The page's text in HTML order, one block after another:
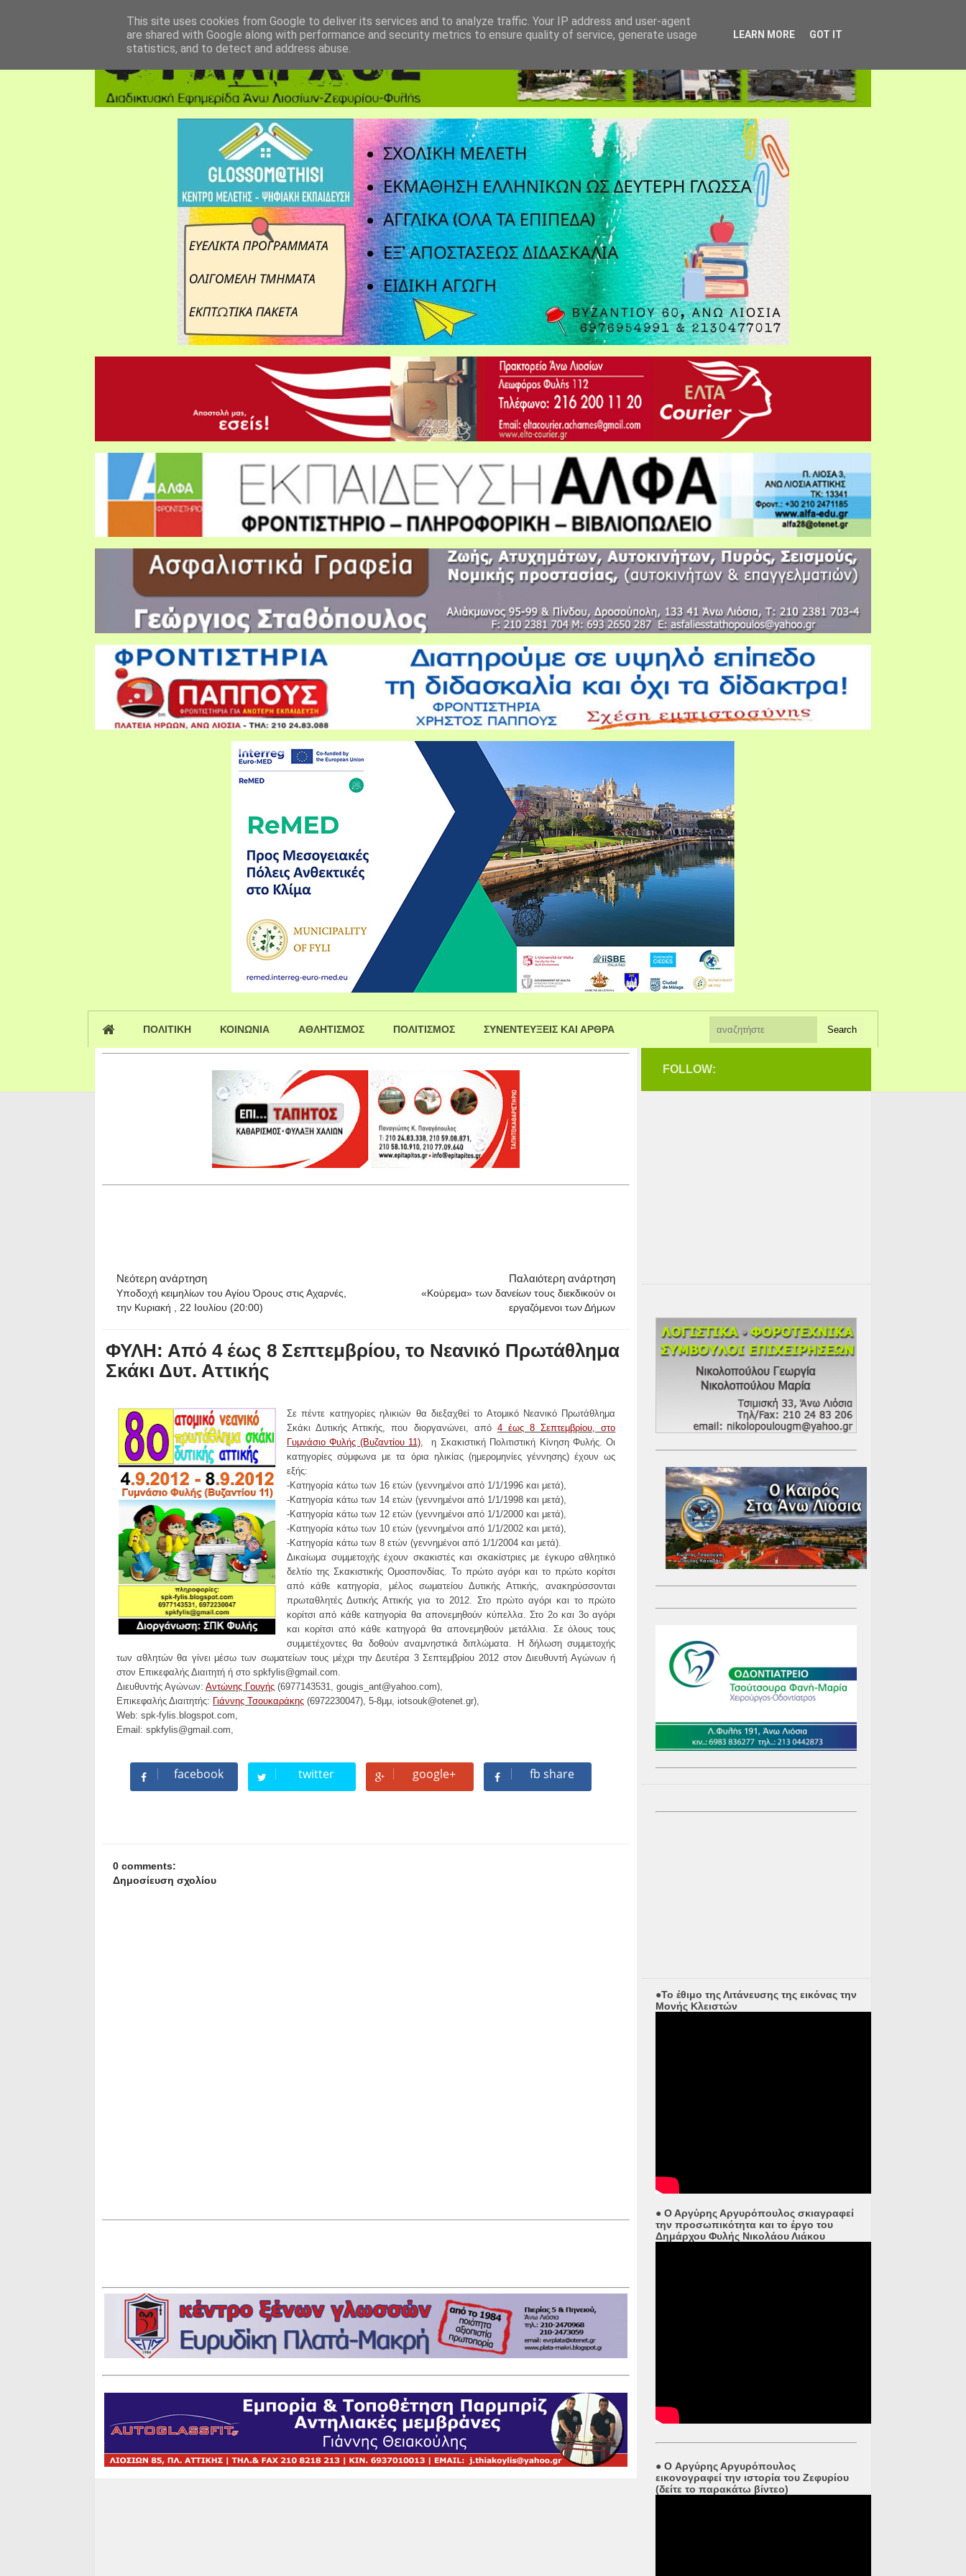
ΠΟΛΙΤΙΚΗ ΚΟΙΝΩΝΙΑ ΑΘΛΗΤΙΣΜΟΣ ΠΟΛΙΤΙΣΜΟΣ ΣΥΝΕΝΤΕΥΞΕΙΣ ΚΑΙ ΑΡΘΡΑ
Νεότερη ανάρτηση
Υποδοχή κειμηλίων του Αγίου Όρους στις Αχαρνές,
την Κυριακή , 22 Ιουλίου (20:00)
Παλαιότερη ανάρτηση
«Κούρεμα» των δανείων τους διεκδικούν οι
εργαζόμενοι των Δήμων
ΦΥΛΗ: Από 4 έως 8 Σεπτεμβρίου, το Νεανικό Πρωτάθλημα
Σκάκι Δυτ. Αττικής
Σε πέντε κατηγορίες ηλικιών θα διεξαχθεί το Ατομικό Νεανικό Πρωτάθλημα
Σκάκι Δυτικής Αττικής, που διοργανώνει, από 4 έως 8 Σεπτεμβρίου, στο
Γυμνάσιο Φυλής (Βυζαντίου 11)
η Σκακιστική Πολιτιστική Κίνηση Φυλής. Οι
κατηγορίες σύμφωνα με τα όρια ηλικίας (ημερομηνίες γέννησης) έχουν ως
εξής:
-Κατηγορία κάτω των 16 ετών (γεννημένοι από 1/1/1996 και μετά),
-Κατηγορία κάτω των 14 ετών (γεννημένοι από 1/1/1998 και μετά),
-Κατηγορία κάτω των 12 ετών (γεννημένοι από 1/1/2000 και μετά),
-Κατηγορία κάτω των 10 ετών (γεννημένοι από 1/1/2002 και μετά),
-Κατηγορία κάτω των 8 ετών (γεννημένοι από 1/1/2004 και μετά).
Δικαίωμα συμμετοχής έχουν σκακιστές και σκακίστριες με έγκυρο αθλητικό
δελτίο της Σκακιστικής Ομοσπονδίας. Το πρώτο αγόρι και το πρώτο κορίτσι
από κάθε κατηγορία, μέλος σωματείου Δυτικής Αττικής, ανακηρύσσονται
πρωταθλητές Δυτικής Αττικής για το 2012. Στο πρώτο αγόρι και το πρώτο
κορίτσι από κάθε κατηγορία θα απονεμηθούν κύπελλα. Στο 2ο και 3ο αγόρι
και κορίτσι από κάθε κατηγορά θα απονεμηθούν μετάλλια. Σε όλους τους
συμμετέχοντες θα δοθούν αναμνηστικά διπλώματα. Η δήλωση συμμετοχής
των αθλητών θα γίνει μέσω των σωματείων τους μέχρι την Δευτέρα 3 Σεπτεμβρίου 2012 στον Διευθυντή Αγώνων ή
στον Επικεφαλής Διαιτητή ή στο spkfylis@gmail.com
Διευθυντής Αγώνων: Αντώνης Γουγής (6977143531, gougis_ant@yahoo.com),
Επικεφαλής Διαιτητής: Γιάννης Τσουκαράκης (6972230047), 5-8μμ, iotsouk@otenet.gr),
Web: spk-fylis.blogspot.com,
Email : spkfylis@gmail.com
facebook twitter google+ fb share
0 comments:
Δημοσίευση σχολίου
FOLLOW:
●Το έθιμο της Λιτάνευσης της εικόνας την
Μονής Κλειστών
● Ο Αργύρης Αργυρόπουλος σκιαγραφεί
την προσωπικότητα και το έργο του
Δημάρχου Φυλής Νικολάου Λιάκου
● O Αργύρης Αργυρόπουλος
εικονογραφεί την ιστορία του Ζεφυρίου
(δείτε το παρακάτω βίντεο)
This site uses cookies from Google to deliver its services and to analyze traffic. Your IP address and user-agent
are shared with Google along with performance and security metrics to ensure quality of service, generate usage
statistics, and to detect and address abuse.
LEARN MORE GOT IT